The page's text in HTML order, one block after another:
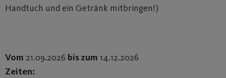
Handtuch und ein Getränk mitbringen!)
Vom 21.09.2026 bis zum 14.12.2026
Zeiten: